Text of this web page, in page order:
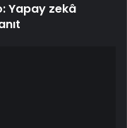
Yapay zekâ